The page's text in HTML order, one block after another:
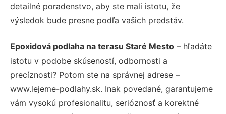
detailné poradenstvo, aby ste mali istotu, že
výsledok bude presne podľa vašich predstáv.
Epoxidová podlaha na terasu Staré Mesto – hľadáte
istotu v podobe skúseností, odbornosti a
precíznosti? Potom ste na správnej adrese –
www.lejeme-podlahy.sk. Inak povedané, garantujeme
vám vysokú profesionalitu, serióznosť a korektné